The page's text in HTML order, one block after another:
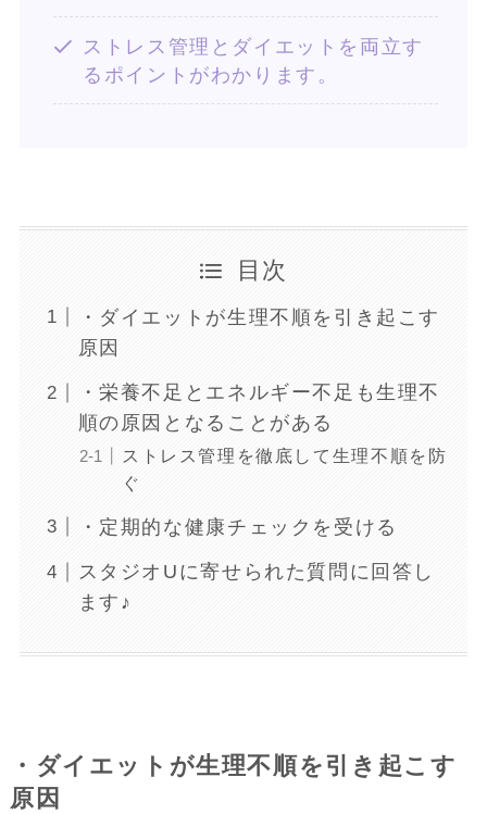
ストレス管理とダイエットを両立す
るポイントがわかります。
目次
・ダイエットが生理不順を引き起こす
原因
・栄養不足とエネルギー不足も生理不
順の原因となることがある
ストレス管理を徹底して生理不順を防
ぐ
・定期的な健康チェックを受ける
スタジオUに寄せられた質問に回答し
ます♪
・ダイエットが生理不順を引き起こす
原因